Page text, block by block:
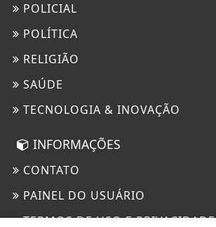
POLICIAL
POLÍTICA
RELIGIÃO
SAÚDE
TECNOLOGIA & INOVAÇÃO
INFORMAÇÕES
CONTATO
PAINEL DO USUÁRIO
TERMOS DE USO E PRIVACIDADE